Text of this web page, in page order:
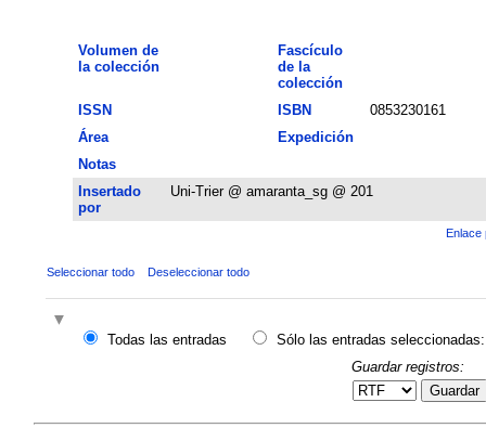
Volumen de
la colección
Fascículo
de la
colección
ISSN
ISBN
0853230161
Área
Expedición
Notas
Insertado
por
Uni-Trier @ amaranta_sg @ 201
Enlace
Seleccionar todo Deseleccionar todo
Todas las entradas
Sólo las entradas seleccionadas:
Guardar registros:
Guardar